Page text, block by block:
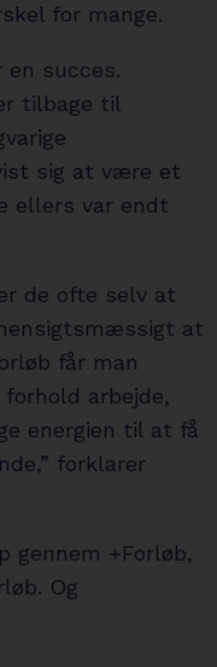
for mange.
succes.
tilbage til
sig at være et
ellers var endt
de ofte selv at
at
får man
arbejde,
energien til at få
forklarer
gennem +Forløb,
Og